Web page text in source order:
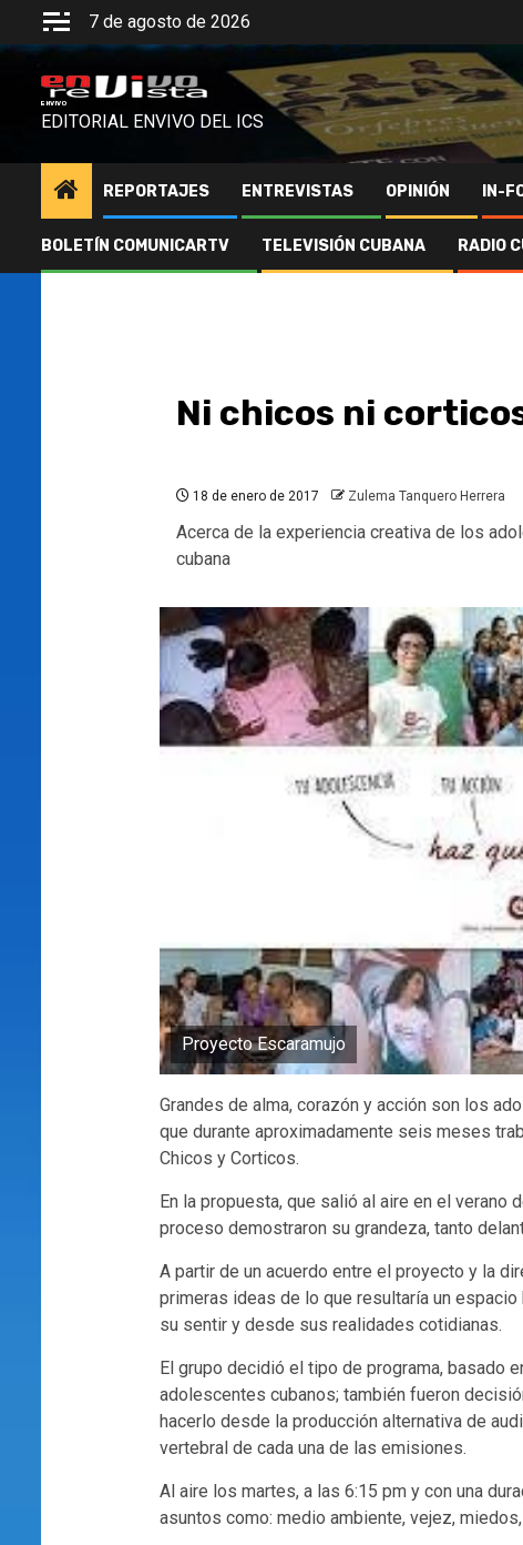
7 de agosto de 2026
ENVIVO
EDITORIAL ENVIVO DEL ICS
REPORTAJES ENTREVISTAS OPINIÓN IN-
BOLETÍN COMUNICARTV TELEVISIÓN CUBANA RADIO
Ni chicos ni
18 de enero de 2017 Zulema Tanquero Herrera
Acerca de la experiencia creativa de los
cubana
Proyecto Escaramujo
Grandes de alma, corazón y acción son los
que durante aproximadamente seis meses
Chicos y Corticos.
En la propuesta, que salió al aire en el verano
proceso demostraron su grandeza, tanto
A partir de un acuerdo entre el proyecto y la
primeras ideas de lo que resultaría un
su sentir y desde sus realidades cotidianas.
El grupo decidió el tipo de programa, basado
adolescentes cubanos; también fueron
hacerlo desde la producción alternativa de
vertebral de cada una de las emisiones.
Al aire los martes, a las 6:15 pm y con una
asuntos como: medio ambiente, vejez,